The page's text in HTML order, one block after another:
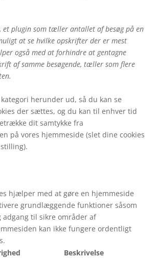
et plugin som tæller antallet af besøg på en
at se hvilke opskrifter der er mest
også med at forhindre at gentagne
af samme besøgende, tæller som flere
herunder ud, så du kan se
der sættes, og du kan til enhver tid
dit samtykke fra
på vores hjemmeside (slet dine cookies
hjælper med at gøre en hjemmeside
grundlæggende funktioner såsom
adgang til sikre områder af
kan ikke fungere ordentligt
Beskrivelse